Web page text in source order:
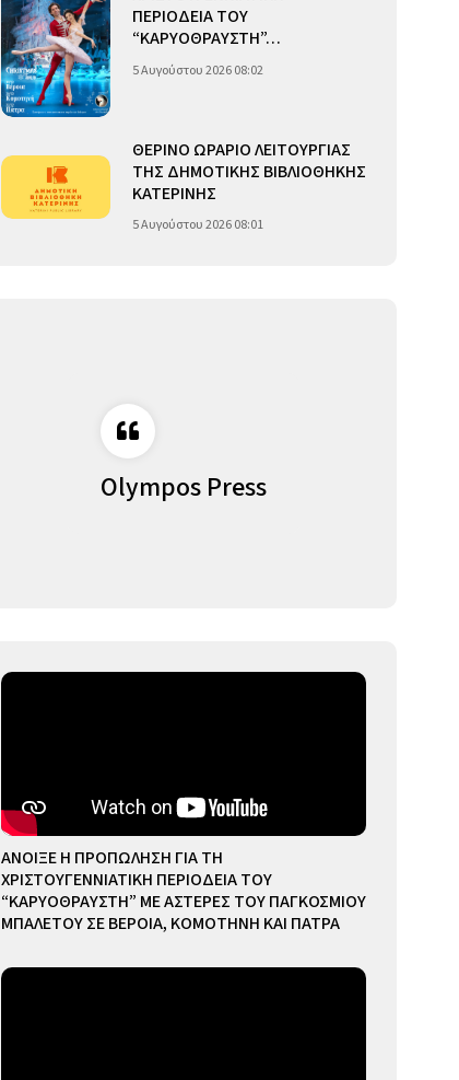
ΠΕΡΙΟΔΕΙΑ ΤΟΥ
“ΚΑΡΥΟΘΡΑΥΣΤΗ”…
5 Αυγούστου 2026 08:02
ΘΕΡΙΝΟ ΩΡΑΡΙΟ ΛΕΙΤΟΥΡΓΙΑΣ
ΤΗΣ ΔΗΜΟΤΙΚΗΣ ΒΙΒΛΙΟΘΗΚΗΣ
ΚΑΤΕΡΙΝΗΣ
5 Αυγούστου 2026 08:01
Olympos Press
ΑΝΟΙΞΕ Η ΠΡΟΠΩΛΗΣΗ ΓΙΑ ΤΗ
ΧΡΙΣΤΟΥΓΕΝΝΙΑΤΙΚΗ ΠΕΡΙΟΔΕΙΑ ΤΟΥ
“ΚΑΡΥΟΘΡΑΥΣΤΗ” ΜΕ ΑΣΤΕΡΕΣ ΤΟΥ ΠΑΓΚΟΣΜΙΟΥ
ΜΠΑΛΕΤΟΥ ΣΕ ΒΕΡΟΙΑ, ΚΟΜΟΤΗΝΗ ΚΑΙ ΠΑΤΡΑ